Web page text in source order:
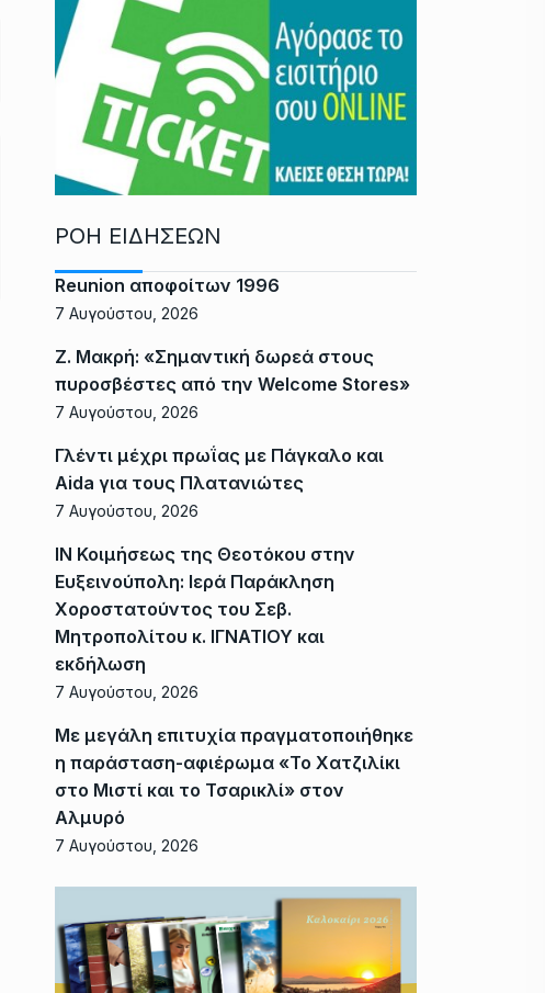
ΡΟΗ ΕΙΔΗΣΕΩΝ
Reunion αποφοίτων 1996
7 Αυγούστου, 2026
Ζ. Μακρή: «Σημαντική δωρεά στους
πυροσβέστες από την Welcome Stores»
7 Αυγούστου, 2026
Γλέντι μέχρι πρωΐας με Πάγκαλο και
Aida για τους Πλατανιώτες
7 Αυγούστου, 2026
ΙΝ Κοιμήσεως της Θεοτόκου στην
Ευξεινούπολη: Ιερά Παράκληση
Χοροστατούντος του Σεβ.
Μητροπολίτου κ. ΙΓΝΑΤΙΟΥ και
εκδήλωση
7 Αυγούστου, 2026
Με μεγάλη επιτυχία πραγματοποιήθηκε
η παράσταση-αφιέρωμα «Το Χατζιλίκι
στο Μιστί και το Τσαρικλί» στον
Αλμυρό
7 Αυγούστου, 2026